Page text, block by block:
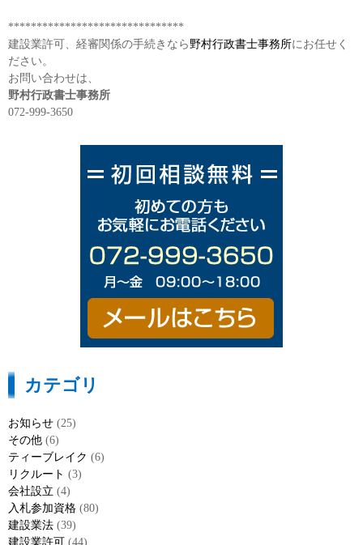
*******************************
建設業許可、経審関係の手続きなら野村行政書士事務所にお任せく
ださい。
お問い合わせは、
野村行政書士事務所
072-999-3650
カテゴリ
お知らせ (25)
その他 (6)
ティーブレイク (6)
リクルート (3)
会社設立 (4)
入札参加資格 (80)
建設業法 (39)
建設業許可 (44)